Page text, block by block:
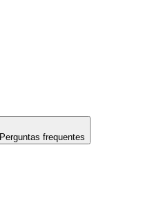
Perguntas frequentes